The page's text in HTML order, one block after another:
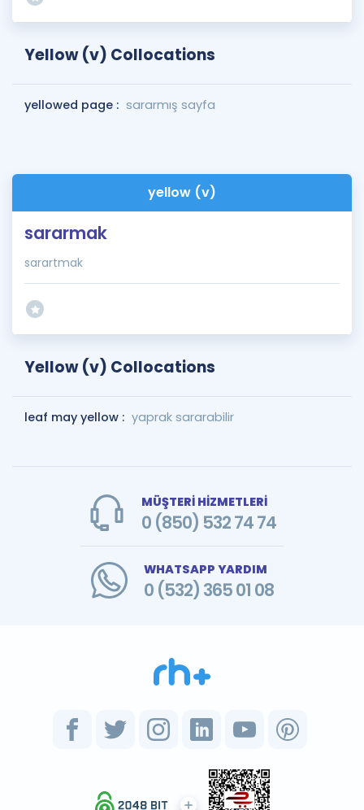
Yellow (v) Collocations
yellowed page : sararmış sayfa
yellow (v)
sararmak
sarartmak
Yellow (v) Collocations
leaf may yellow : yaprak sararabilir
MÜŞTERİ HİZMETLERİ
0 (850) 532 74 74
WHATSAPP YARDIM
0 (532) 365 01 08